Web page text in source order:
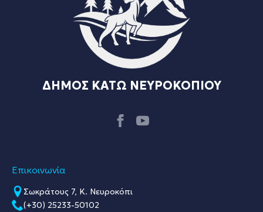
ΔΗΜΟΣ ΚΑΤΩ ΝΕΥΡΟΚΟΠΙΟΥ
Επικοινωνία
Σωκράτους 7, Κ. Νευροκόπι
(+30) 25233-50102